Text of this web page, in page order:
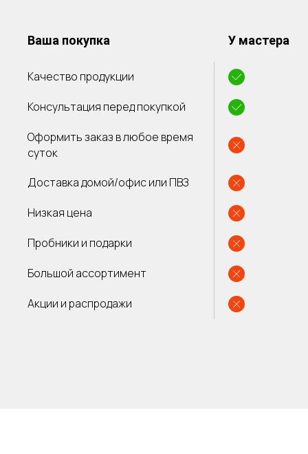
Ваша покупка У мастера
Качество продукции
Консультация перед покупкой
Оформить заказ в любое время
суток
Доставка домой/офис или ПВЗ
Низкая цена
Пробники и подарки
Большой ассортимент
Акции и распродажи